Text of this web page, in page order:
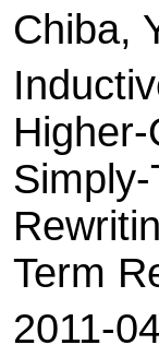
Chiba,
Term
2011-